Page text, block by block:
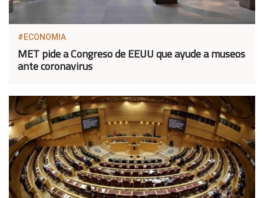
#ECONOMIA
MET pide a Congreso de EEUU que ayude a museos
ante coronavirus